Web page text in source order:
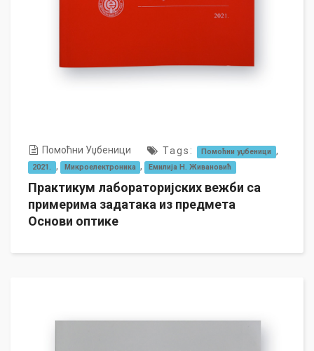
Помоћни Уџбеници Tags: Помоћни уџбеници ,
2021. , Микроелектроника , Емилија Н. Живановић
Практикум лабораторијских вежби са
примерима задатака из предмета
Основи оптике